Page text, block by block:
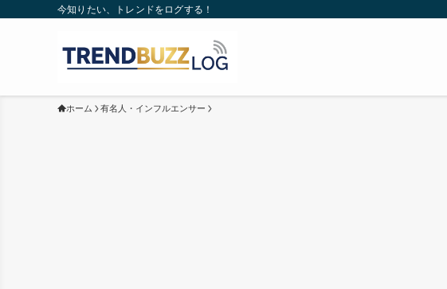
今知りたい、トレンドをログする！
ホーム 有名人・インフルエンサー